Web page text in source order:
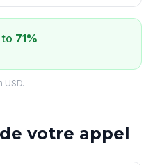
71%
USD.
votre appel